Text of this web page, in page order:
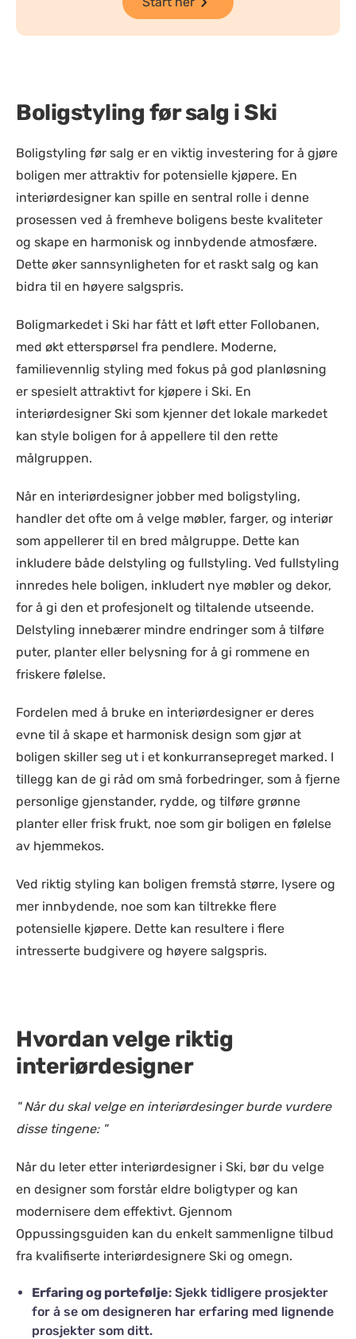
Boligstyling før salg i Ski
Boligstyling før salg er en viktig investering for å gjøre
boligen mer attraktiv for potensielle kjøpere. En
interiørdesigner kan spille en sentral rolle i denne
prosessen ved å fremheve boligens beste kvaliteter
og skape en harmonisk og innbydende atmosfære.
Dette øker sannsynligheten for et raskt salg og kan
bidra til en høyere salgspris.
Boligmarkedet i Ski har fått et løft etter Follobanen,
med økt etterspørsel fra pendlere. Moderne,
familievennlig styling med fokus på god planløsning
er spesielt attraktivt for kjøpere i Ski. En
interiørdesigner Ski som kjenner det lokale markedet
kan style boligen for å appellere til den rette
målgruppen.
Når en interiørdesigner jobber med boligstyling,
handler det ofte om å velge møbler, farger, og interiør
som appellerer til en bred målgruppe. Dette kan
inkludere både delstyling og fullstyling. Ved fullstyling
innredes hele boligen, inkludert nye møbler og dekor,
for å gi den et profesjonelt og tiltalende utseende.
Delstyling innebærer mindre endringer som å tilføre
puter, planter eller belysning for å gi rommene en
friskere følelse.
Fordelen med å bruke en interiørdesigner er deres
evne til å skape et harmonisk design som gjør at
boligen skiller seg ut i et konkurransepreget marked. I
tillegg kan de gi råd om små forbedringer, som å fjerne
personlige gjenstander, rydde, og tilføre grønne
planter eller frisk frukt, noe som gir boligen en følelse
av hjemmekos.
Ved riktig styling kan boligen fremstå større, lysere og
mer innbydende, noe som kan tiltrekke flere
potensielle kjøpere. Dette kan resultere i flere
intresserte budgivere og høyere salgspris.
Hvordan velge riktig
interiørdesigner
" Når du skal velge en interiørdesinger burde vurdere
disse tingene: "
Når du leter etter interiørdesigner i Ski, bør du velge
en designer som forstår eldre boligtyper og kan
modernisere dem effektivt. Gjennom
Oppussingsguiden kan du enkelt sammenligne tilbud
fra kvalifiserte interiørdesignere Ski og omegn.
Erfaring og portefølje: Sjekk tidligere prosjekter
for å se om designeren har erfaring med lignende
prosjekter som ditt.